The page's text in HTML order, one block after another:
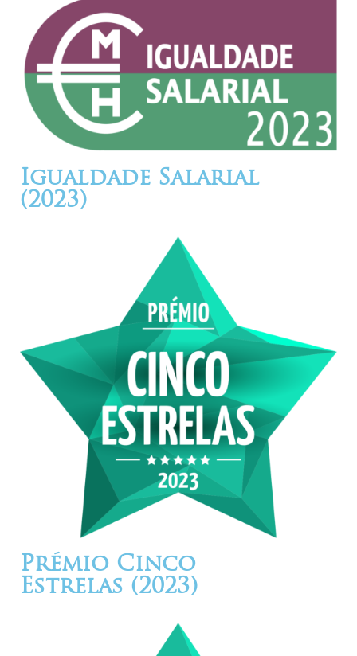
Igualdade Salarial
(2023)
Prémio Cinco
Estrelas (2023)